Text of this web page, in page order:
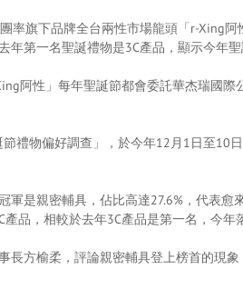
率旗下品牌全台兩性市場龍頭「r-Xing
第一名聖誕禮物是3C產品，顯示今年
阿性」每年聖誕節都會委託華杰瑞國
禮物偏好調查」，於今年12月1日至
是親密輔具，佔比高達27.6%，代表
品，相較於去年3C產品是第一名，今年
方榆柔，評論親密輔具登上榜首的現